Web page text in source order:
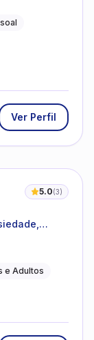
Ver Perfil
5.0(3)
e Adultos